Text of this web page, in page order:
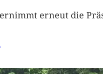
erneut die